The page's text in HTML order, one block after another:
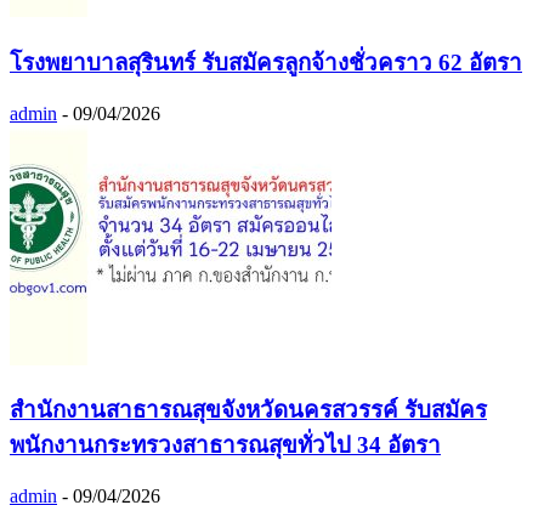
โรงพยาบาลสุรินทร์ รับสมัครลูกจ้างชั่วคราว 62 อัตรา
admin - 09/04/2026
สำนักงานสาธารณสุขจังหวัดนครสวรรค์ รับสมัคร
พนักงานกระทรวงสาธารณสุขทั่วไป 34 อัตรา
admin - 09/04/2026